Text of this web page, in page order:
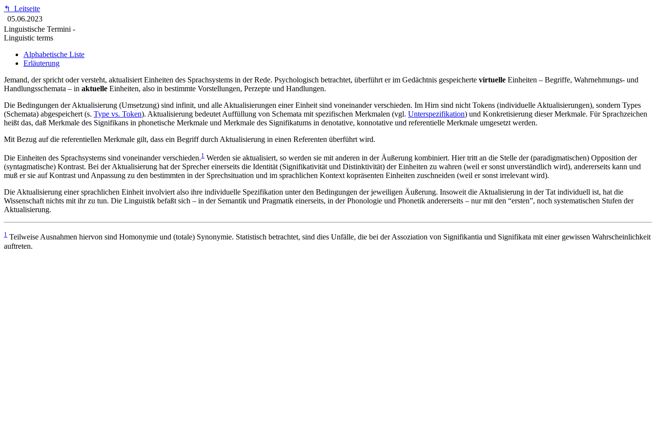
↰
Leitseite
05.06.2023
Linguistische Termini -
Linguistic terms
Alphabetische Liste
Erläuterung
Jemand, der spricht oder versteht, aktualisiert Einheiten des Sprachsystems in der Rede. Psychologisch betrachtet, überführt er im Gedächtnis gespeicherte virtuelle Einheiten – Begriffe, Wahrnehmungs- und
Handlungsschemata – in aktuelle Einheiten, also in bestimmte Vorstellungen, Perzepte und Handlungen.
Die Bedingungen der Aktualisierung (Umsetzung) sind infinit, und alle Aktualisierungen einer Einheit sind voneinander verschieden. Im Hirn sind nicht Tokens (individuelle Aktualisierungen), sondern Types
(Schemata) abgespeichert (s. Type vs. Token). Aktualisierung bedeutet Auffüllung von Schemata mit spezifischen Merkmalen (vgl. Unterspezifikation) und Konkretisierung dieser Merkmale. Für Sprachzeichen
heißt das, daß Merkmale des Signifikans in phonetische Merkmale und Merkmale des Signifikatums in denotative, konnotative und referentielle Merkmale umgesetzt werden.
Mit Bezug auf die referentiellen Merkmale gilt, dass ein Begriff durch Aktualisierung in einen Referenten überführt wird.
Die Einheiten des Sprachsystems sind voneinander verschieden.1 Werden sie aktualisiert, so werden sie mit anderen in der Äußerung kombiniert. Hier tritt an die Stelle der (paradigmatischen) Opposition der
(syntagmatische) Kontrast. Bei der Aktualisierung hat der Sprecher einerseits die Identität (Signifikativität und Distinktivität) der Einheiten zu wahren (weil er sonst unverständlich wird), andererseits kann und
muß er sie auf Kontrast und Anpassung zu den bestimmten in der Sprechsituation und im sprachlichen Kontext kopräsenten Einheiten zuschneiden (weil er sonst irrelevant wird).
Die Aktualisierung einer sprachlichen Einheit involviert also ihre individuelle Spezifikation unter den Bedingungen der jeweiligen Äußerung. Insoweit die Aktualisierung in der Tat individuell ist, hat die
Wissenschaft nichts mit ihr zu tun. Die Linguistik befaßt sich – in der Semantik und Pragmatik einerseits, in der Phonologie und Phonetik andererseits – nur mit den “ersten”, noch systematischen Stufen der
Aktualisierung.
1 Teilweise Ausnahmen hiervon sind Homonymie und (totale) Synonymie. Statistisch betrachtet, sind dies Unfälle, die bei der Assoziation von Signifikantia und Signifikata mit einer gewissen Wahrscheinlichkeit
auftreten.